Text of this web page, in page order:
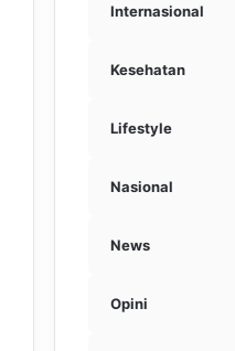
Internasional
Kesehatan
Lifestyle
Nasional
News
Opini